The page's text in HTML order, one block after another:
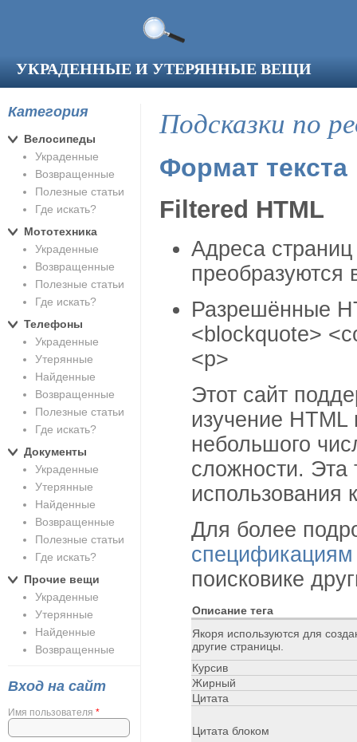
УКРАДЕННЫЕ И УТЕРЯННЫЕ ВЕЩИ
Подсказки по
Формат текста
Filtered HTML
Адреса страниц
преобразуются
Разрешённые
<blockquote>
<p>
Этот сайт
изучение
небольшого
сложности. Эта
использования
Для более
поисковике
Описание тега
Якоря используются для
другие страницы.
Курсив
Жирный
Цитата
Цитата блоком
Категория
Велосипеды
Украденные
Возвращенные
Полезные статьи
Где искать?
Мототехника
Украденные
Возвращенные
Полезные статьи
Где искать?
Телефоны
Украденные
Утерянные
Найденные
Возвращенные
Полезные статьи
Где искать?
Документы
Украденные
Утерянные
Найденные
Возвращенные
Полезные статьи
Где искать?
Прочие вещи
Украденные
Утерянные
Найденные
Возвращенные
Вход на сайт
Имя пользователя *